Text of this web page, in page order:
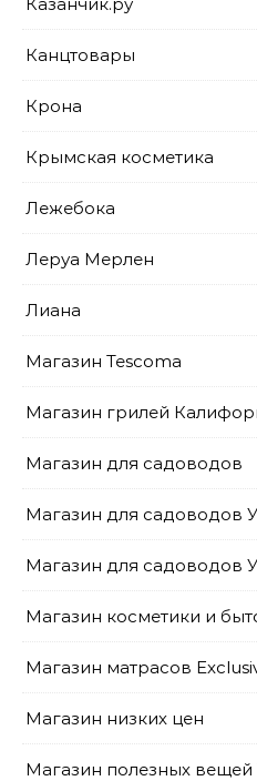
Канцтовары
Крона
Крымская косметика
Лежебока
Леруа Мерлен
Лиана
Магазин Tescoma
Магазин грилей
Магазин для садоводов
Магазин для садоводов
Магазин для садоводов
Магазин косметики и
Магазин матрасов
Магазин низких цен
Магазин полезных вещей